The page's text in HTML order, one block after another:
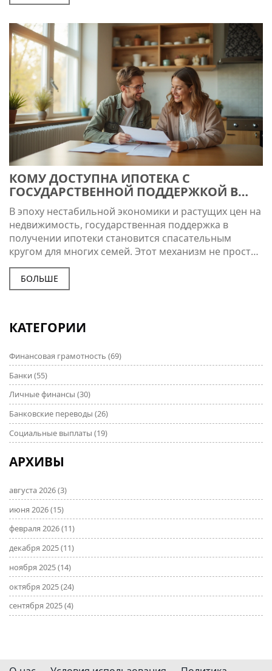
КОМУ ДОСТУПНА ИПОТЕКА С
ГОСУДАРСТВЕННОЙ ПОДДЕРЖКОЙ В
2024 ГОДУ
В эпоху нестабильной экономики и растущих цен на
недвижимость, государственная поддержка в
получении ипотеки становится спасательным
кругом для многих семей. Этот механизм не просто
снижает финансовую нагрузку, но и делает жилье
доступнее для определенных категорий граждан. В
статье говорится о том, кто имеет право на такие
кредита с господдержкой. Также рассматриваются
они облегчают жизнь тысяч россиян.
БОЛЬШЕ
КАТЕГОРИИ
Финансовая грамотность (69)
Банки (55)
Личные финансы (30)
Банковские переводы (26)
Социальные выплаты (19)
АРХИВЫ
августа 2026(3)
июня 2026(15)
февраля 2026(11)
декабря 2025(11)
ноября 2025(14)
октября 2025(24)
сентября 2025(4)